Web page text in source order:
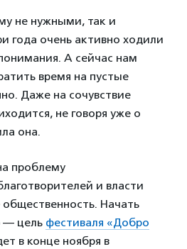
не нужными, так и
года очень активно ходили
А сейчас нам
время на пустые
Даже на сочувствие
не говоря уже о
она.
проблему
и власти
Начать
— цель фестиваля «Добро
в конце ноября в